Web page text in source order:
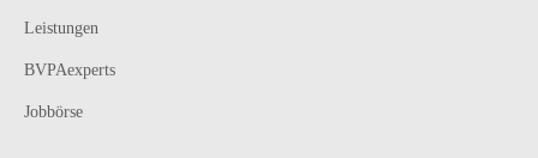
Leistungen
BVPAexperts
Jobbörse